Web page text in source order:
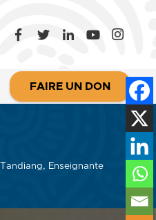
FAIRE UN DON
Enseignante